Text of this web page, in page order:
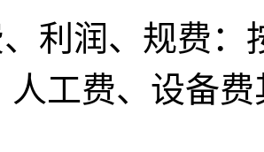
利润、规费
人工费、设备